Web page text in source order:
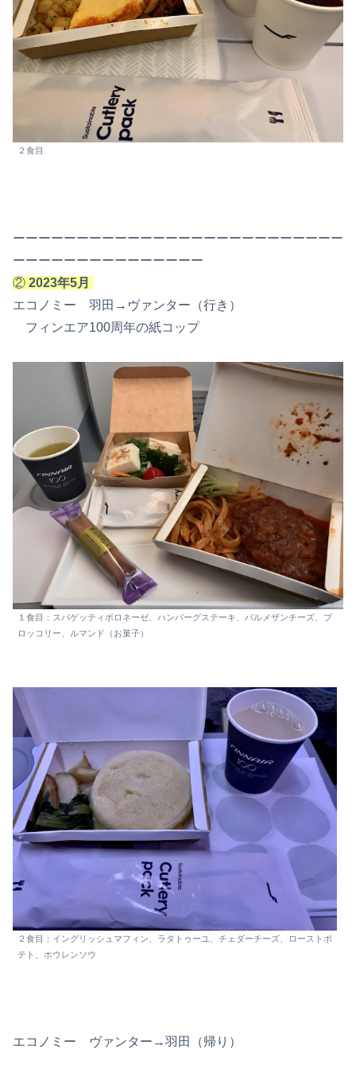
２食目
ーーーーーーーーーーーーーーーーーーーーーーーーーー
ーーーーーーーーーーーーーーー
② 2023年5月
エコノミー 羽田→ヴァンター（行き）
フィンエア100周年の紙コップ
１食目：スパゲッティボロネーゼ、ハンバーグステーキ、パルメザンチーズ、ブ
ロッコリー、ルマンド（お菓子）
２食目：イングリッシュマフィン、ラタトゥーユ、チェダーチーズ、ローストポ
テト、ホウレンソウ
エコノミー ヴァンター→羽田（帰り）